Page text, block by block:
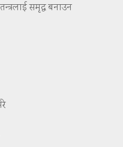
समृद्ध बनाउन